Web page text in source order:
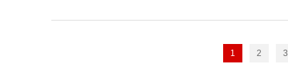
1 2 3